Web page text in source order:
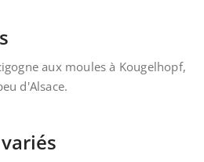
aux moules à Kougelhopf,
d'Alsace.